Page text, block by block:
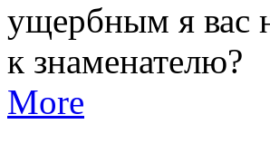
ущербным я
к знаменателю?
More